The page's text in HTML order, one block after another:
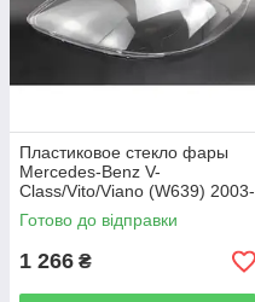
Пластиковое стекло фары
Mercedes-Benz V-
Class/Vito/Viano (W639) 2003-
2010 левое (водительское)
Готово до відправки
1 266 ₴